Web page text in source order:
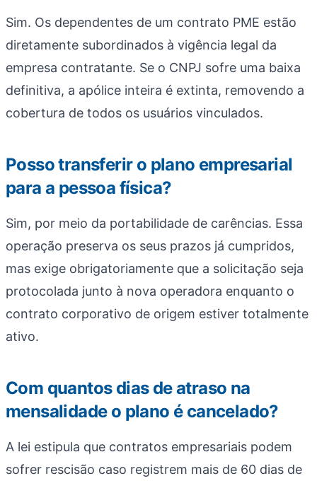
Sim. Os dependentes de um contrato PME estão
diretamente subordinados à vigência legal da
empresa contratante. Se o CNPJ sofre uma baixa
definitiva, a apólice inteira é extinta, removendo a
cobertura de todos os usuários vinculados.
Posso transferir o plano empresarial
para a pessoa física?
Sim, por meio da portabilidade de carências. Essa
operação preserva os seus prazos já cumpridos,
mas exige obrigatoriamente que a solicitação seja
protocolada junto à nova operadora enquanto o
contrato corporativo de origem estiver totalmente
ativo.
Com quantos dias de atraso na
mensalidade o plano é cancelado?
A lei estipula que contratos empresariais podem
sofrer rescisão caso registrem mais de 60 dias de